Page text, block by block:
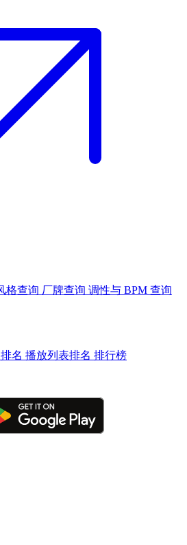
格查询 厂牌查询 调性与 BPM 查询
名 播放列表排名 排行榜